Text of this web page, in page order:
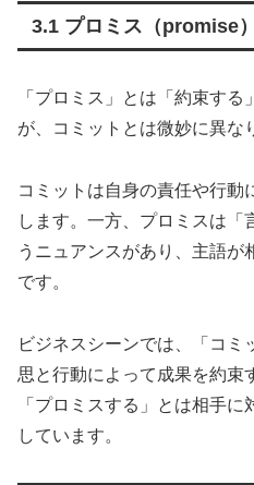
3.1 プロミス（promise）
「プロミス」とは「約束す
が、コミットとは微妙に異な
コミットは自身の責任や行動
します。一方、プロミスは「
うニュアンスがあり、主語
です。
ビジネスシーンでは、「コ
思と行動によって成果を約束
「プロミスする」とは相手
しています。